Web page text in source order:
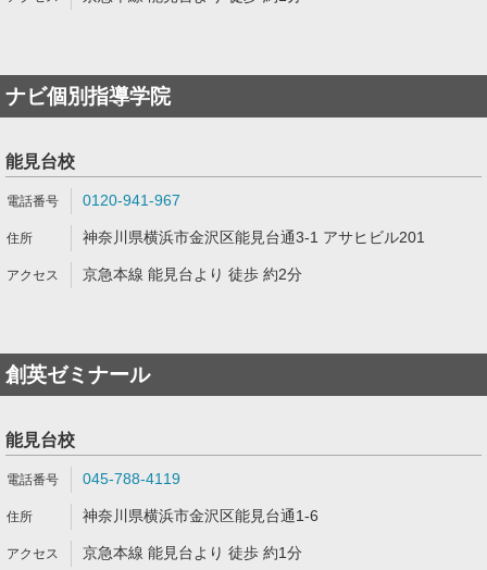
ナビ個別指導学院
能見台校
0120-941-967
神奈川県横浜市金沢区能見台通3-1 アサヒビル201
京急本線 能見台より 徒歩 約2分
創英ゼミナール
能見台校
045-788-4119
神奈川県横浜市金沢区能見台通1-6
京急本線 能見台より 徒歩 約1分